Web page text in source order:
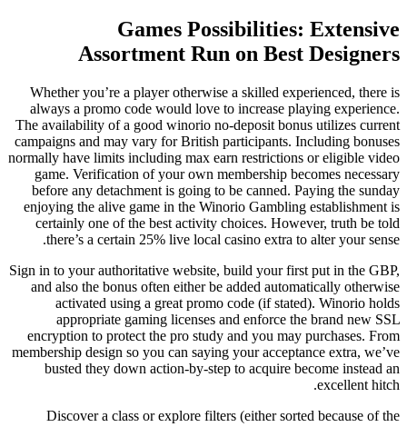
Games Possibilities: Extensive
Assortment Run on Best Designers
Whether you’re a player otherwise a skilled experienced, there is
always a promo code would love to increase playing experience.
The availability of a good winorio no-deposit bonus utilizes current
campaigns and may vary for British participants. Including bonuses
normally have limits including max earn restrictions or eligible video
game. Verification of your own membership becomes necessary
before any detachment is going to be canned. Paying the sunday
enjoying the alive game in the Winorio Gambling establishment is
certainly one of the best activity choices. However, truth be told
there’s a certain 25% live local casino extra to alter your sense.
Sign in to your authoritative website, build your first put in the GBP,
and also the bonus often either be added automatically otherwise
activated using a great promo code (if stated). Winorio holds
appropriate gaming licenses and enforce the brand new SSL
encryption to protect the pro study and you may purchases. From
membership design so you can saying your acceptance extra, we’ve
busted they down action-by-step to acquire become instead an
excellent hitch.
Discover a class or explore filters (either sorted because of the